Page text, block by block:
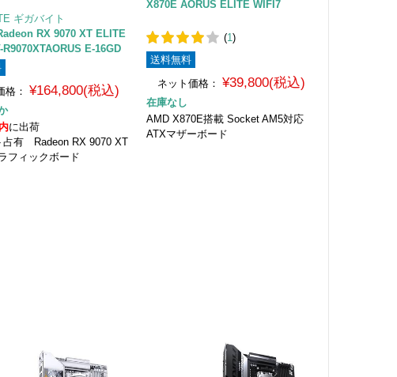
ギガバイト
RX 9070 XT ELITE
E-16GD
格：
¥164,800(税込)
に出荷
占有 Radeon RX 9070 XT
フィックボード
X870E AORUS ELITE WIFI7
(1)
送料無料
ネット価格： ¥39,800(税込)
在庫なし
AMD X870E搭載 Socket AM5対応
ATXマザーボード